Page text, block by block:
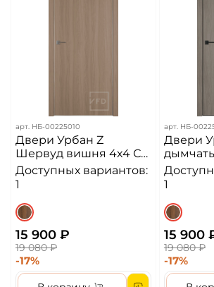
арт. НБ-00225010
Двери Урбан Z
Шервуд вишня 4х4 СМ
Алюминиевая кромка
ДГ
Доступных вариантов:
1
15 900 ₽
19 080 ₽
-17%
арт. НБ-
Двери
ДГ
1
15 900
19 080 ₽
-17%